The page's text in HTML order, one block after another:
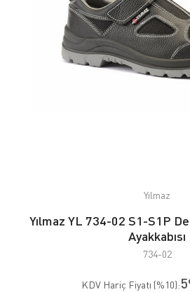
Yılmaz
Yılmaz YL 734-02 S1-S1P
Ayakkabısı
734-02
KDV Hariç Fiyatı (%10):